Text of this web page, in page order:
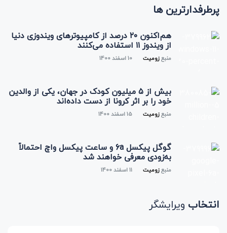
پرطرفدارترین ها
هم‌اکنون ۲۰ درصد از کامپیوترهای ویندوزی دنیا
از ویندوز ۱۱ استفاده می‌کنند
منبعزومیت 10 اسفند 1400
بیش از ۵ میلیون کودک در جهان، یکی از والدین
خود را بر اثر کرونا از دست داده‌اند
منبعزومیت 15 اسفند 1400
گوگل پیکسل 6a و ساعت پیکسل واچ احتمالاً
به‌زودی معرفی خواهند شد
منبعزومیت 11 اسفند 1400
انتخاب ویرایشگر